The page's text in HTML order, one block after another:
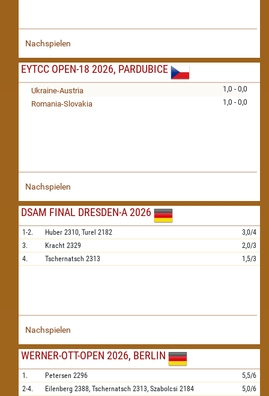
Nachspielen
EYTCC OPEN-18 2026, PARDUBICE
1,0 - 0,0
Ukraine-Austria
1,0 - 0,0
Romania-Slovakia
Nachspielen
DSAM FINAL DRESDEN-A 2026
1-2. Huber 2310, Turel 2182
3,0/4
3.
Kracht 2329
2,0/3
4.
Tschernatsch 2313 1,5/3
Nachspielen
WERNER-OTT-OPEN 2026, BERLIN
1. Petersen 2296
5,5/6
2-4.
Eilenberg 2388, Tschernatsch 2313, Szabolcsi 2184
5,0/6